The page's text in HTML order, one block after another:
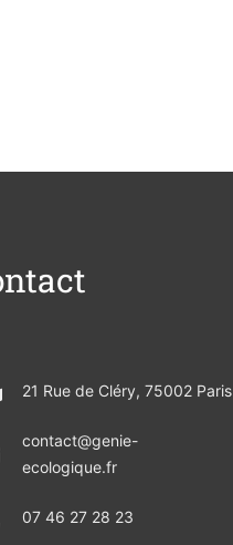
21 Rue de Cléry, 75002 Paris
contact@genie-
ecologique.fr
07 46 27 28 23